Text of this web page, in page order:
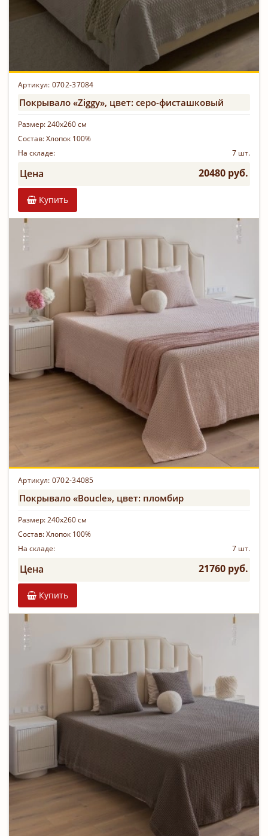
Артикул: 0702-37084
Покрывало «Ziggy», цвет: серо-фисташковый
Размер:240х260 см
Состав:Хлопок 100%
На складе:
7 шт.
Цена 20480 руб.
Купить
Артикул: 0702-34085
Покрывало «Boucle», цвет: пломбир
Размер:240х260 см
Состав:Хлопок 100%
На складе:
7 шт.
Цена 21760 руб.
Купить